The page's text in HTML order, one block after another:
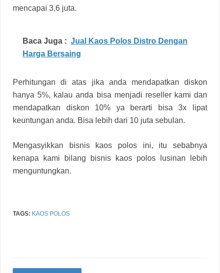
mencapai 3,6 juta.
Baca Juga : Jual Kaos Polos Distro Dengan
Harga Bersaing
Perhitungan di atas jika anda mendapatkan diskon
hanya 5%, kalau anda bisa menjadi reseller kami dan
mendapatkan diskon 10% ya berarti bisa 3x lipat
keuntungan anda. Bisa lebih dari 10 juta sebulan.
Mengasyikkan bisnis kaos polos ini, itu sebabnya
kenapa kami bilang bisnis kaos polos lusinan lebih
menguntungkan.
TAGS: KAOS POLOS